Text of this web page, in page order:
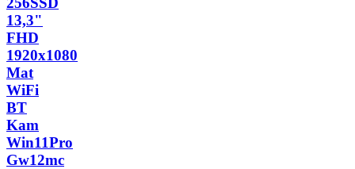
13,3"
FHD
1920x1080
Mat
WiFi
BT
Kam
Win11Pro
Gw12mc